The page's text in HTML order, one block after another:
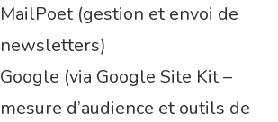
MailPoet (gestion et envoi de
newsletters)
Google (via Google Site Kit –
mesure d’audience et outils de